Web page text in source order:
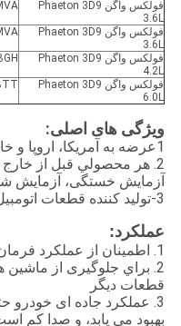
فولکس واگن Phaeton 3D9
3.6L
فولکس واگن Phaeton 3D9
3.6L
فولکس واگن Phaeton 3D9
4.2L
فولکس واگن Phaeton 3D9
6.0L
ویژگی های اصلی:
1عرضه به آمریکا، اروپا و خاورمیانه و غیره
2. هر محصولي قبل از
آزمايش خستگی، آزمايش
3-توليد کننده قطعات اتومبيل حرفه اي.
عملکرد:
1. اطمینان از عملکرد فرمان و ترمز خودرو و بهبود ایمنی خودرو
2. براي جلوگیری از
قطعات ديگر
3. عملکرد جاده ای خودرو
بهبود می یابد، و صدا کم